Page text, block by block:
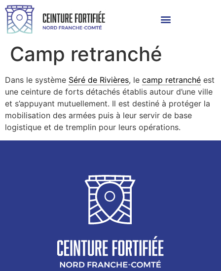
Camp retranché
Dans le système Séré de Rivières, le camp retranché est
une ceinture de forts détachés établis autour d’une ville
et s’appuyant mutuellement. Il est destiné à protéger la
mobilisation des armées puis à leur servir de base
logistique et de tremplin pour leurs opérations.